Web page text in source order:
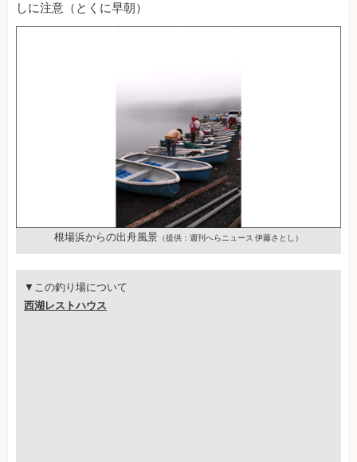
しに注意（とくに早朝）
根場浜からの出舟風景 （提供：週刊へらニュース 伊藤さとし）
▼この釣り場について
西湖レストハウス